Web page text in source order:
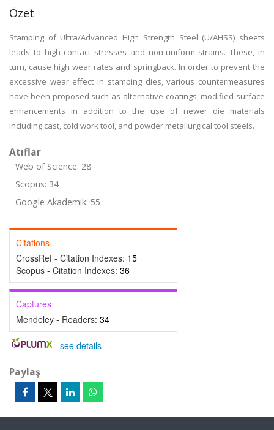
Özet
Stamping of Ultra/Advanced High Strength Steel (U/AHSS) sheets
leads to high contact stresses and non-uniform strains. These, in
turn, cause high wear rates and springback. In order to prevent the
excessive wear effect in stamping dies, various countermeasures
have been proposed such as alternative coatings, modified surface
enhancements in addition to the use of newer die materials
including cast, cold work tool, and powder metallurgical tool steels.
Atıflar
Web of Science: 28
Scopus: 34
Google Akademik: 55
Citations
CrossRef - Citation Indexes: 15
Scopus - Citation Indexes: 36
Captures
Mendeley - Readers: 34
- see details
Paylaş